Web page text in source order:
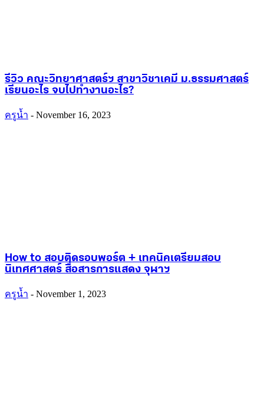
รีวิว คณะวิทยาศาสตร์ฯ สาขาวิชาเคมี ม.ธรรมศาสตร์
เรียนอะไร จบไปทำงานอะไร?
ครูน้ำ - November 16, 2023
How to สอบติดรอบพอร์ต + เทคนิคเตรียมสอบ
นิเทศศาสตร์ สื่อสารการแสดง จุฬาฯ
ครูน้ำ - November 1, 2023